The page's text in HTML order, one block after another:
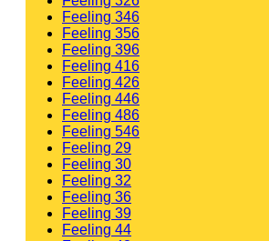
Feeling 346
Feeling 356
Feeling 396
Feeling 416
Feeling 426
Feeling 446
Feeling 486
Feeling 546
Feeling 29
Feeling 30
Feeling 32
Feeling 36
Feeling 39
Feeling 44